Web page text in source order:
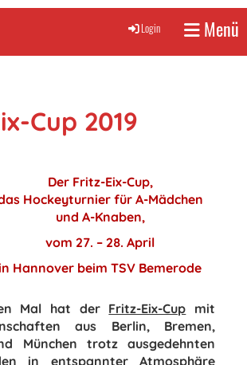
Login Menü
Cup 2019
Der Fritz-Eix-Cup,
Hockeyturnier für A-Mädchen
und A-Knaben,
vom 27. – 28. April
Hannover beim TSV Bemerode
Mal hat der Fritz-Eix-Cup mit
aus Berlin, Bremen,
München trotz ausgedehnten
in entspannter Atmosphäre